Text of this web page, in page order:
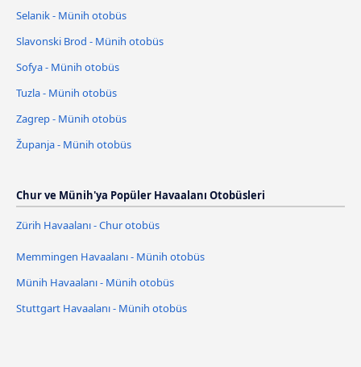
Selanik - Münih otobüs
Slavonski Brod - Münih otobüs
Sofya - Münih otobüs
Tuzla - Münih otobüs
Zagrep - Münih otobüs
Županja - Münih otobüs
Chur ve Münih'ya Popüler Havaalanı Otobüsleri
Zürih Havaalanı - Chur otobüs
Memmingen Havaalanı - Münih otobüs
Münih Havaalanı - Münih otobüs
Stuttgart Havaalanı - Münih otobüs